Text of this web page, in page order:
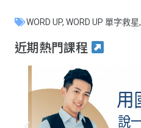
WORD UP, WORD UP 單字救星,
近期熱門課程